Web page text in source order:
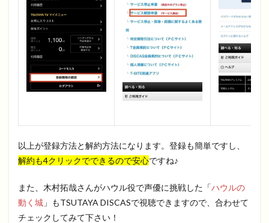
以上が登録方法と解約方法になります。登録も簡単ですし、
解約も4クリックでできるので安心ですね♪
また、木村拓哉さんがハウル役で声優に挑戦した「ハウルの
動く城 」もTSUTAYA DISCASで視聴できますので、合わせて
チェックしてみて下さい！